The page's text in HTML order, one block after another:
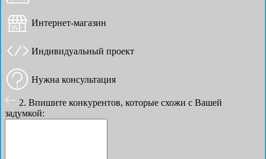
Интернет-магазин
Индивидуальный проект
Нужна консультация
2. Впишите конкурентов, которые схожи с Вашей
задумкой: